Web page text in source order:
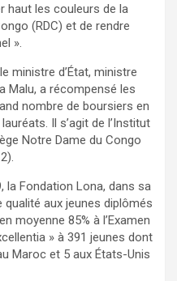
haut les couleurs de la
(RDC) et de rendre
».
ministre d’État, ministre
Malu, a récompensé les
nombre de boursiers en
Il s’agit de l’Institut
Notre Dame du Congo
la Fondation Lona, dans sa
aux jeunes diplômés
moyenne 85% à l’Examen
» à 391 jeunes dont
Maroc et 5 aux États-Unis